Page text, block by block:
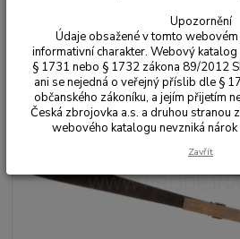
Upozornění
Údaje obsažené v tomto
informativní charakter. Webový
§ 1731 nebo § 1732 zákona 89/2012
ani se nejedná o veřejný příslib dle §
občanského zákoníku, a jejím přijetím
Česká zbrojovka a.s. a druhou stranou
webového katalogu nevzniká
Zavřít